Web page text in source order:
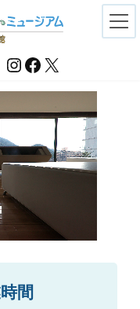
Instagram
Facebook
X
間